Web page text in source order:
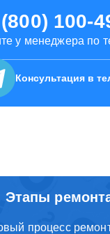
100-
у менеджера по
Консультация в
Этапы
процесс